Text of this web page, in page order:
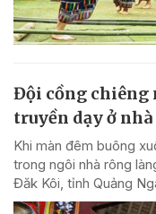
Đội cồng chiêng
truyền dạy ở
Khi màn đêm buông
trong ngôi nhà rông
Đăk Kôi, tỉnh Quảng